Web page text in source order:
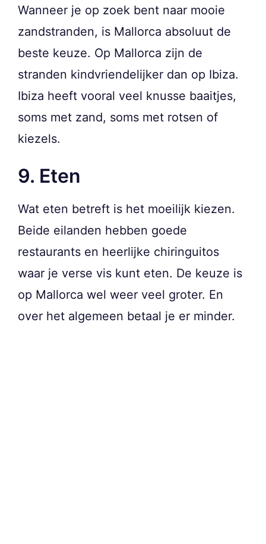
Wanneer je op zoek bent naar mooie
zandstranden, is Mallorca absoluut de
beste keuze. Op Mallorca zijn de
stranden kindvriendelijker dan op Ibiza.
Ibiza heeft vooral veel knusse baaitjes,
soms met zand, soms met rotsen of
kiezels.
9. Eten
Wat eten betreft is het moeilijk kiezen.
Beide eilanden hebben goede
restaurants en heerlijke chiringuitos
waar je verse vis kunt eten. De keuze is
op Mallorca wel weer veel groter. En
over het algemeen betaal je er minder.